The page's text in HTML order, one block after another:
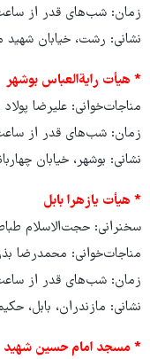
زمان: شب‌های قدر از ساعت
نشانی: رشت، خیابان شهید
* هیأت رایةالعباس بوشهر
مناجات‌خوانی: علیرضا
زمان: شب‌های قدر از ساعت
نشانی: بوشهر، خیابان
* هیأت یازهرا بابل
سخنرانی: حجت‌الاسلام
مناجات‌خوانی: محمدرضا
زمان: شب‌های قدر از ساعت
نشانی: مازندران، بابل،
* مسجد امام حسین شهید